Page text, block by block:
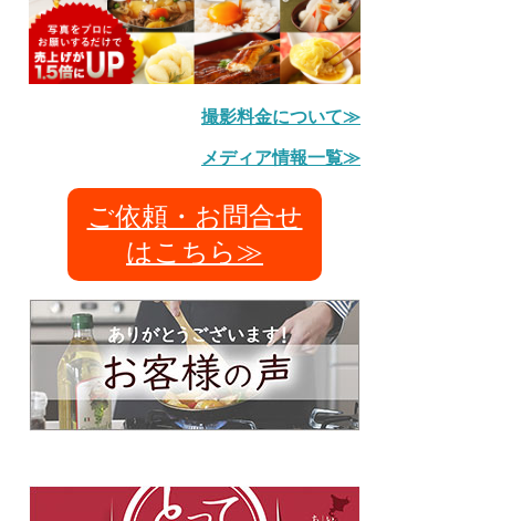
撮影料金について≫
メディア情報一覧≫
ご依頼・お問合せ
はこちら≫